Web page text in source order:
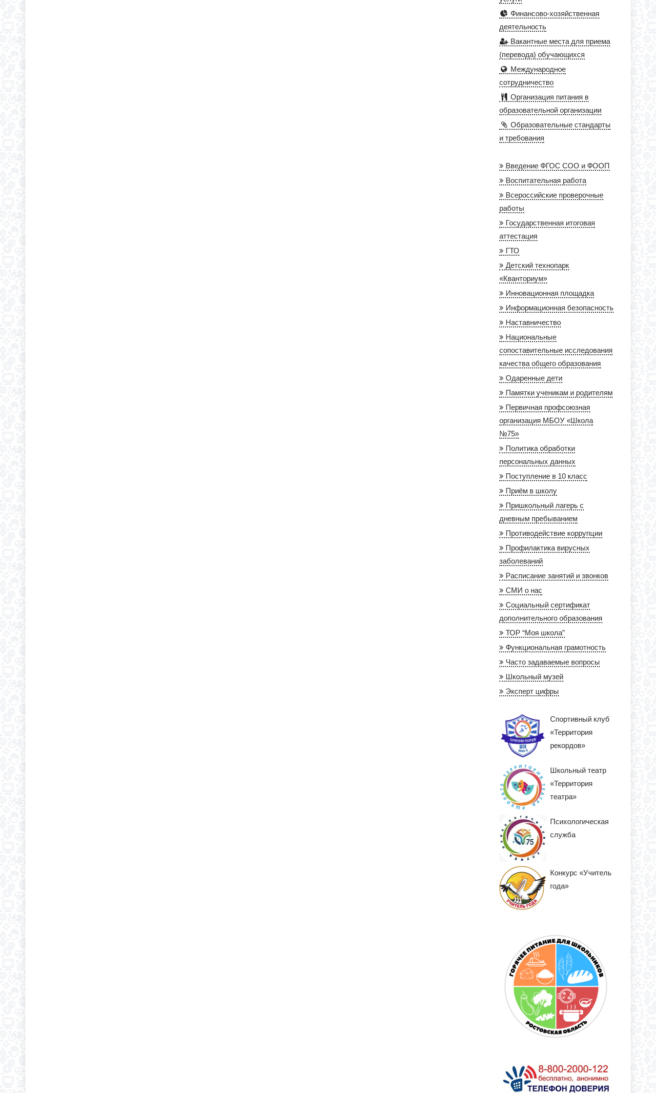
Финансово-хозяйственная
деятельность
Вакантные места для приема
(перевода) обучающихся
Международное
сотрудничество
Организация питания в
образовательной организации
Образовательные стандарты
и требования
Введение ФГОС СОО и ФООП
Воспитательная работа
Всероссийские проверочные
работы
Государственная итоговая
аттестация
ГТО
Детский технопарк
«Кванториум»
Инновационная площадка
Информационная безопасность
Наставничество
Национальные
сопоставительные исследования
качества общего образования
Одаренные дети
Памятки ученикам и родителям
Первичная профсоюзная
организация МБОУ «Школа
№75»
Политика обработки
персональных данных
Поступление в 10 класс
Приём в школу
Пришкольный лагерь с
дневным пребыванием
Противодействие коррупции
Профилактика вирусных
заболеваний
Расписание занятий и звонков
СМИ о нас
Социальный сертификат
дополнительного образования
ТОР “Моя школа”
Функциональная грамотность
Часто задаваемые вопросы
Школьный музей
Эксперт цифры
Спортивный клуб
«Территория
рекордов»
Школьный театр
«Территория
театра»
Психологическая
служба
Конкурс «Учитель
года»